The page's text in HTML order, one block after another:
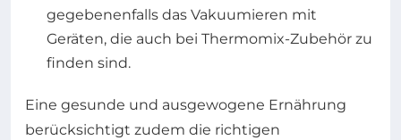
gegebenenfalls das Vakuumieren mit
Geräten, die auch bei Thermomix-Zubehör zu
finden sind.
Eine gesunde und ausgewogene Ernährung
berücksichtigt zudem die richtigen